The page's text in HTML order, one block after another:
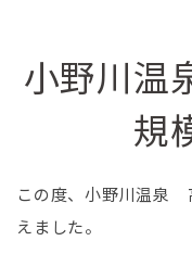
小野川
規
この度、小野川温泉
えました。